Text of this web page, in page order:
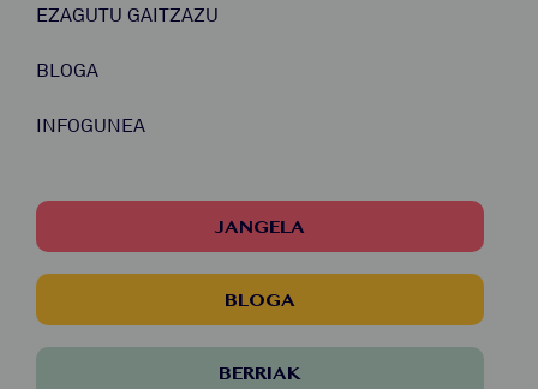
EZAGUTU GAITZAZU
BLOGA
INFOGUNEA
JANGELA
BLOGA
BERRIAK